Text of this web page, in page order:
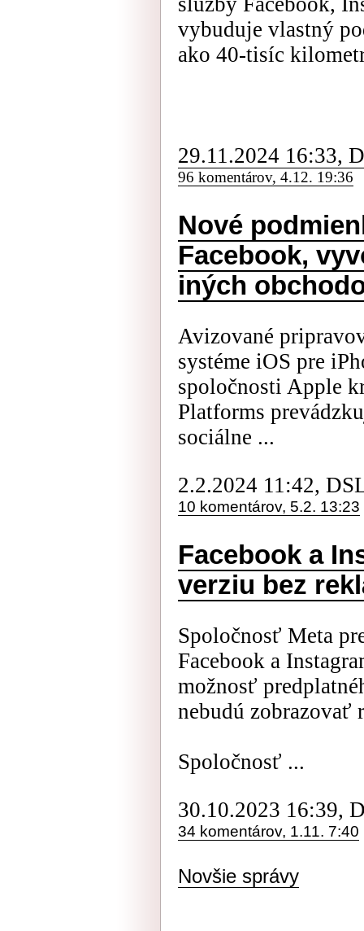
vybuduje vlastný
ako 40-tisíc
29.11.2024 16:33,
96 komentárov, 4.12. 19:36
Nové
Facebook,
iných
Avizované
systéme iOS pre
spoločnosti Apple
Platforms
sociálne ...
2.2.2024 11:42,
10 komentárov, 5.2. 13:23
Facebook a
verziu bez
Spoločnosť Meta
Facebook a
možnosť
nebudú zobrazovať
Spoločnosť ...
30.10.2023 16:39,
34 komentárov, 1.11. 7:40
Novšie správy